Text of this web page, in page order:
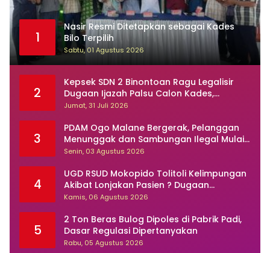
1
Nasir Resmi Ditetapkan sebagai Kades
Bilo Terpilih
Sabtu, 01 Agustus 2026
2
Kepsek SDN 2 Binontoan Ragu Legalisir
Dugaan Ijazah Palsu Calon Kades,
Kasusnya Dilaporkan Ke Polisi
Jumat, 31 Juli 2026
3
PDAM Ogo Malane Bergerak, Pelanggan
Menunggak dan Sambungan Ilegal Mulai
Ditertibkan
Senin, 03 Agustus 2026
4
UGD RSUD Mokopido Tolitoli Kelimpungan
Akibat Lonjakan Pasien ? Dugaan
Peningkatan Kasus Diare dan Muntaber
Kamis, 06 Agustus 2026
5
2 Ton Beras Bulog Dipoles di Pabrik Padi,
Dasar Regulasi Dipertanyakan
Rabu, 05 Agustus 2026